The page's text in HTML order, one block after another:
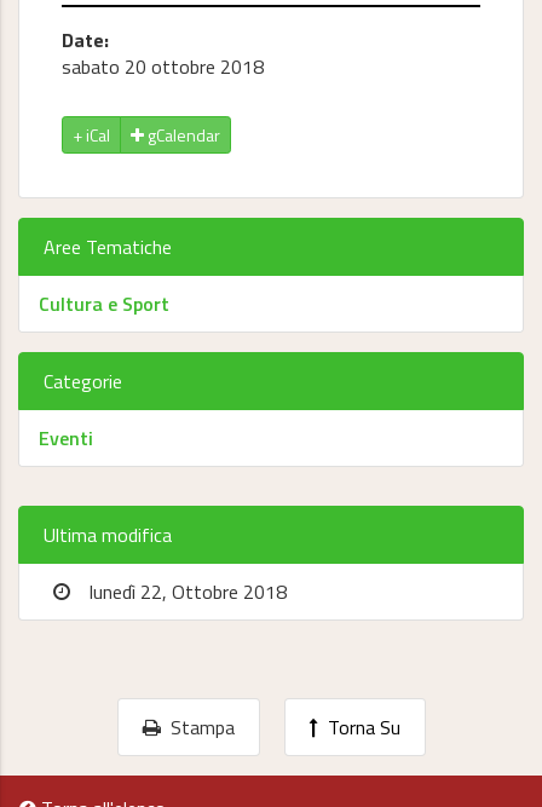
Date:
sabato 20 ottobre 2018
gCalendar
Aree Tematiche
Cultura e Sport
Categorie
Eventi
Ultima modifica
lunedì 22, Ottobre 2018
Stampa Torna Su